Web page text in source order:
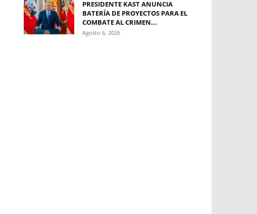
PRESIDENTE KAST ANUNCIA
BATERÍA DE PROYECTOS PARA EL
COMBATE AL CRIMEN...
Agosto 6, 2026